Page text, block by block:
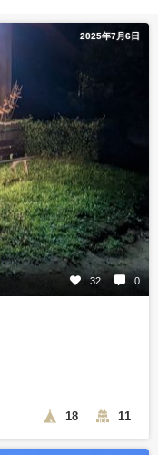
2025年7月6日
32 0
18 11